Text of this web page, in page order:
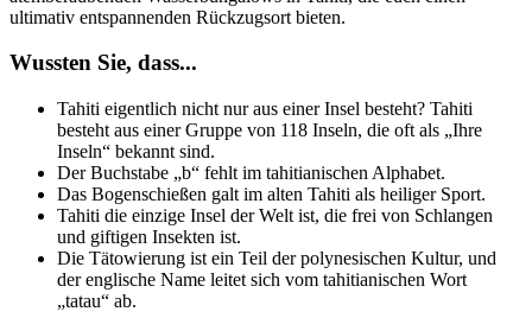
ultimativ entspannenden Rückzugsort bieten.
Wussten Sie, dass...
Tahiti eigentlich nicht nur aus einer Insel besteht? Tahiti
besteht aus einer Gruppe von 118 Inseln, die oft als „Ihre
Inseln“ bekannt sind.
Der Buchstabe „b“ fehlt im tahitianischen Alphabet.
Das Bogenschießen galt im alten Tahiti als heiliger Sport.
Tahiti die einzige Insel der Welt ist, die frei von Schlangen
und giftigen Insekten ist.
Die Tätowierung ist ein Teil der polynesischen Kultur, und
der englische Name leitet sich vom tahitianischen Wort
„tatau“ ab.